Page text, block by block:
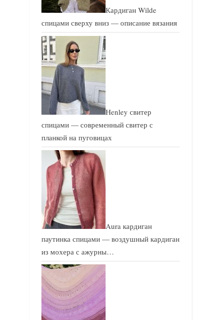
Кардиган Wilde
спицами сверху вниз — описание вязания
Henley свитер
спицами — современный свитер с
планкой на пуговицах
Aura кардиган
паутинка спицами — воздушный кардиган
из мохера с ажурны…